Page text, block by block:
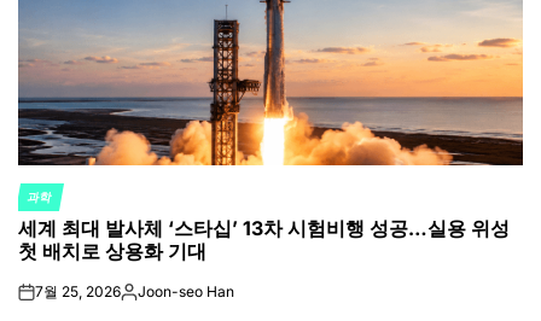
POSTED
IN
과학
세계 최대 발사체 ‘스타십’ 13차 시험비행 성공…실용 위성
첫 배치로 상용화 기대
on7월 25, 2026Posted
Joon-seo Han